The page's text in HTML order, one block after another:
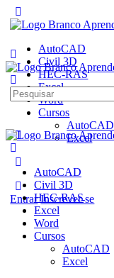
AutoCAD
Civil 3D
HEC-RAS
Excel
Word
Cursos
AutoCAD
Excel
Entrar Inscrever-se
Pesquisar
por:
AutoCAD
Civil 3D
HEC-RAS
Excel
Word
Cursos
AutoCAD
Excel